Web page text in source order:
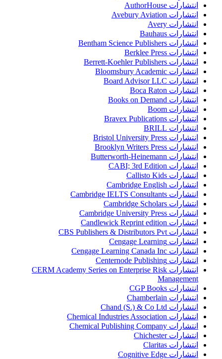
انتشارات AuthorHouse
انتشارات Avebury Aviation
انتشارات Avery
انتشارات Bauhaus
انتشارات Bentham Science Publishers
انتشارات Berklee Press
انتشارات Berrett-Koehler Publishers
انتشارات Bloomsbury Academic
انتشارات Board Advisor LLC
انتشارات Boca Raton
انتشارات Books on Demand
انتشارات Boom
انتشارات Bravex Publications
انتشارات BRILL
انتشارات Bristol University Press
انتشارات Brooklyn Writers Press
انتشارات Butterworth-Heinemann
انتشارات CABI; 3rd Edition
انتشارات Callisto Kids
انتشارات Cambridge English
انتشارات Cambridge IELTS Consultants
انتشارات Cambridge Scholars
انتشارات Cambridge University Press
انتشارات Candlewick Reprint edition
انتشارات CBS Publishers & Distributors Pvt
انتشارات Cengage Learning
انتشارات Cengage Learning Canada Inc
انتشارات Centernode Publishing
انتشارات CERM Academy Series on Enterprise Risk
Management
انتشارات CGP Books
انتشارات Chamberlain
انتشارات Chand (S.) & Co Ltd
انتشارات Chemical Industries Association
انتشارات Chemical Publishing Company
انتشارات Chichester
انتشارات Claritas
انتشارات Cognitive Edge